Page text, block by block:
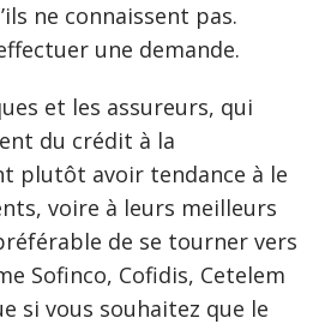
ne connaissent pas.
une demande.
et les assureurs, qui
du crédit à la
plutôt avoir tendance à le
voire à leurs meilleurs
de se tourner vers
Sofinco, Cofidis, Cetelem
si vous souhaitez que le